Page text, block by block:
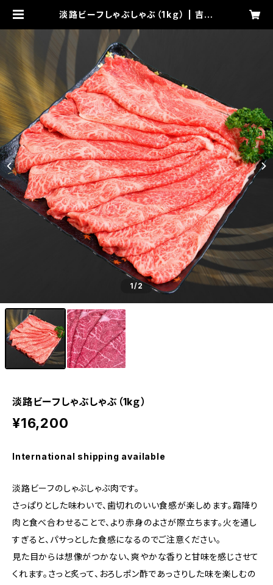
淡路ビーフしゃぶしゃぶ（1kｇ） | 吉田
1/2
淡路ビーフしゃぶしゃぶ（1kｇ）
¥16,200
International shipping available
淡路ビーフのしゃぶしゃぶ肉です。
さっぱりとした味わいで、歯切れのいい食感が楽しめます。霜降り
肉と食べ合わせることで、より赤身のよさが際立ちます。火を通し
すぎると、パサっとした食感になるのでご注意ください。
見た目からは想像がつかない、爽やかな香りと甘味を感じさせて
くれます。さっと炙って、おろしポン酢であっさりした味を楽しむの